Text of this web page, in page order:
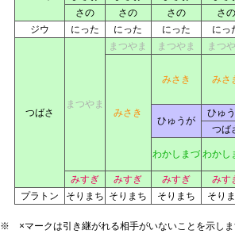
さの
さの さの
さの
ジウ
にった にった にった にっ
つばさ
まつやま
まつやま まつやま まつ
みさき
みさき みさ
ひゅうが
ひゅ
つば
わかしまづ わかし
みすぎ みすぎ みすぎ
みす
プラトン
そりまち そりまち そりまち そり
※ ×マークは引き継がれる相手がいないことを示し